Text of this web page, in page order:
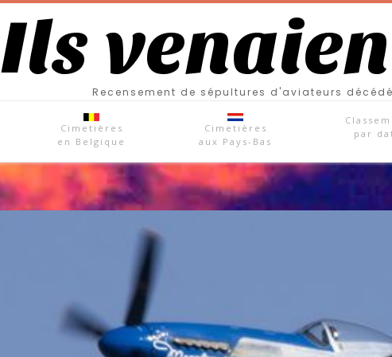
Ils
Recensement de sépultures d'aviateurs
Cimetières
en Belgique
Cimetières
aux Pays-Bas
par